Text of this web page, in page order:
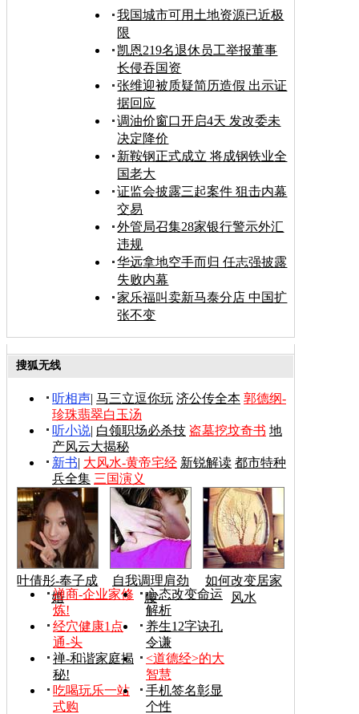
我国城市可用土地资源已近极
限
凯恩219名退休员工举报董事
长侵吞国资
张维迎被质疑简历造假 出示证
据回应
调油价窗口开启4天 发改委未
决定降价
新鞍钢正式成立 将成钢铁业全
国老大
证监会披露三起案件 狙击内幕
交易
外管局召集28家银行警示外汇
违规
华远拿地空手而归 任志强披露
失败内幕
家乐福叫卖新马泰分店 中国扩
张不变
搜狐无线
听相声| 马三立逗你玩 济公传全本 郭德纲-
珍珠翡翠白玉汤
听小说| 白领职场必杀技 盗墓挖坟奇书 地
产风云大揭秘
新书| 大风水-黄帝宅经 新锐解读 都市特种
兵全集 三国演义
叶倩彤-奉子成
婚
自我调理肩劲
腰
如何改变居家
风水
禅商-企业家修
炼!
心态改变命运
解析
经穴健康1点
通-头
养生12字诀孔
令谦
禅-和谐家庭揭
秘!
<道德经>的大
智慧
吃喝玩乐一站
式购
手机签名彰显
个性